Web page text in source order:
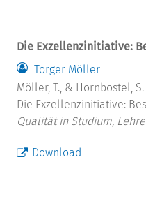
Die Exzellenzinitiative:
Torger Möller
Möller, T., & Hornbostel,
Die Exzellenzinitiative:
Qualität in Studium,
Download